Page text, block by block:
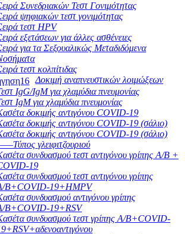
Συνεδριακών Τεστ Γονιμότητας
ψηφιακών τεστ γονιμότητας
τεστ HPV
εξετάσεων για άλλες ασθένειες
για τα Σεξουαλικώς Μεταδιδόμενα
τεστ κολπίτιδας
Δοκιμή αναπνευστικών λοιμώξεων
IgG/IgM για χλαμύδια πνευμονίας
IgM για χλαμύδια πνευμονίας
δοκιμής αντιγόνου COVID-19
δοκιμής αντιγόνου COVID-19 (σάλιο)
δοκιμής αντιγόνου COVID-19 (σάλιο)
γλειφιτζουριού
συνδυασμού τεστ αντιγόνου γρίπης A/B +
19
συνδυασμού τεστ αντιγόνου γρίπης
B+COVID-19+HMPV
συνδυασμού αντιγόνου γρίπης
B+COVID-19+RSV
συνδυασμού τεστ γρίπης A/B+COVID-